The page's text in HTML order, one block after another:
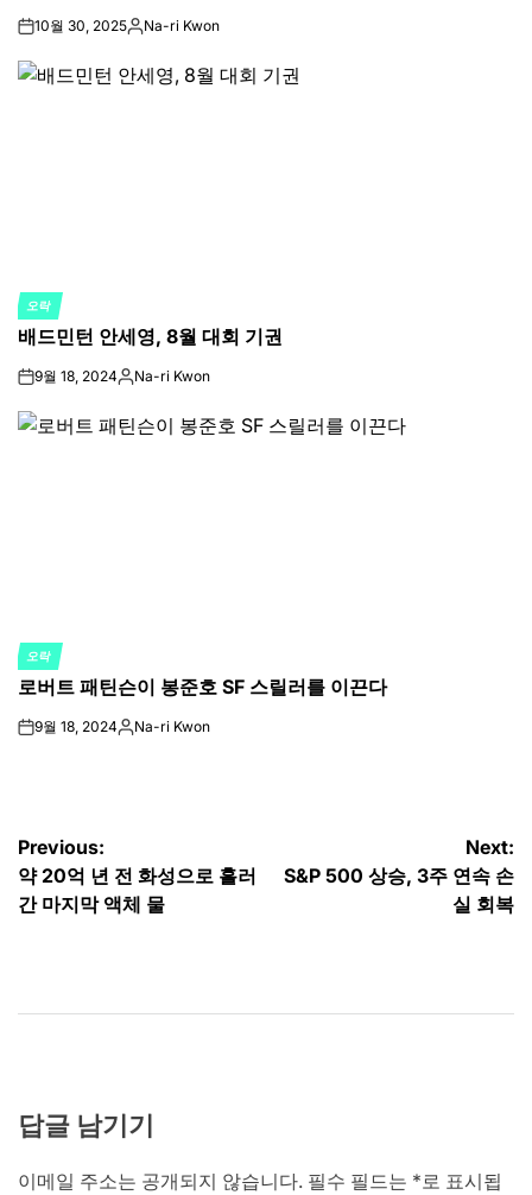
on10월 30, 2025Posted
Na-ri Kwon
POSTED
IN
오락
배드민턴 안세영, 8월 대회 기권
on9월 18, 2024Posted
Na-ri Kwon
POSTED
IN
오락
로버트 패틴슨이 봉준호 SF 스릴러를 이끈다
on9월 18, 2024Posted
Na-ri Kwon
글
탐
Previous:
약 20억 년 전 화성으로 흘러
간 마지막 액체 물
Next:
S&P 500 상승, 3주 연속 손
실 회복
답글 남기기
이메일 주소는 공개되지 않습니다. 필수 필드는 *로 표시됩